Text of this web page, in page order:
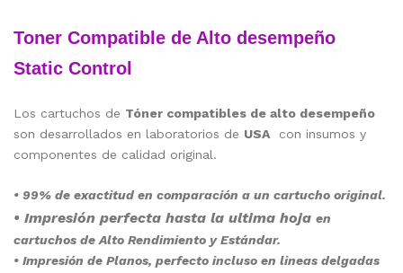
Toner Compatible de Alto desempeño
Static Control
Los cartuchos de Tóner compatibles de alto desempeño
son desarrollados en laboratorios de USA con insumos y
componentes de calidad original.
• 99% de exactitud en comparación a un cartucho original.
• Impresión perfecta hasta la ultima hoja en
cartuchos de Alto Rendimiento y Estándar.
• Impresión de Planos, perfecto incluso en lineas delgadas